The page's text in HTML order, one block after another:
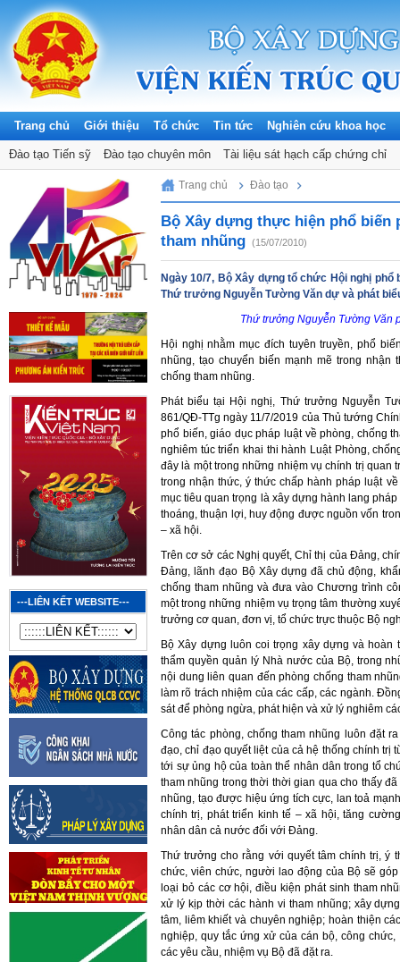
Trang chủ Giới thiệu Tổ chức Tin tức Nghiên cứu khoa học
Đào tạo Tiến sỹ Đào tạo chuyên môn Tài liệu sát hạch cấp chứng chỉ
Sunday, 09/08/2026
---LIÊN KẾT WEBSITE---
Trang chủ Đào tạo
Bộ Xây dựng thực hiện phổ biến
tham nhũng (15/07/2010)
Ngày 10/7, Bộ Xây dựng tổ chức Hội nghị phổ
Thứ trưởng Nguyễn Tường Văn dự và phát
Thứ trưởng Nguyễn Tường Văn
Hội nghị nhằm mục đích tuyên truyền, phổ
nhũng, tạo chuyển biến mạnh mẽ trong
chống tham nhũng.
Phát biểu tại Hội nghị, Thứ trưởng Nguyễn
861/QĐ-TTg ngày 11/7/2019 của Thủ tướng
phổ biến, giáo dục pháp luật về phòng, chống
nghiêm túc triển khai thi hành Luật Phòng,
đây là một trong những nhiệm vụ chính trị quan
trong nhận thức, ý thức chấp hành pháp luật
mục tiêu quan trọng là xây dựng hành lang
thoáng, thuận lợi, huy động được nguồn vốn
– xã hội.
Trên cơ sở các Nghị quyết, Chỉ thị của Đảng,
Đảng, lãnh đạo Bộ Xây dựng đã chủ động,
chống tham nhũng và đưa vào Chương trình
một trong những nhiệm vụ trọng tâm thường
trưởng cơ quan, đơn vị, tổ chức trực thuộc Bộ
Bộ Xây dựng luôn coi trọng xây dựng và
thẩm quyền quản lý Nhà nước của Bộ, trong
nội dung liên quan đến phòng chống tham
làm rõ trách nhiệm của các cấp, các ngành.
sát để phòng ngừa, phát hiện và xử lý nghiêm
Công tác phòng, chống tham nhũng luôn đặt
đạo, chỉ đạo quyết liệt của cả hệ thống chính
tới sự ủng hộ của toàn thể nhân dân trong tổ
tham nhũng trong thời thời gian qua cho thấy
nhũng, tạo được hiệu ứng tích cực, lan toả
chính trị, phát triển kinh tế – xã hội, tăng
nhân dân cả nước đối với Đảng.
Thứ trưởng cho rằng với quyết tâm chính trị, ý
chức, viên chức, người lao động của Bộ sẽ
loại bỏ các cơ hội, điều kiện phát sinh tham
xử lý kịp thời các hành vi tham nhũng; xây
tâm, liêm khiết và chuyên nghiệp; hoàn thiện
nghiệp, quy tắc ứng xử của cán bộ, công
các yêu cầu, nhiệm vụ Bộ đã đặt ra.